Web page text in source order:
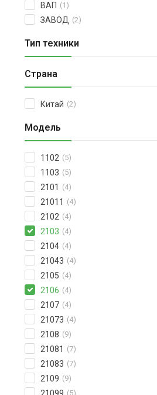
ВАП (1)
ЗАВОД (2)
Тип техники
Страна
Китай (2)
Модель
1102 (5)
1103 (5)
2101 (4)
21011 (4)
2102 (4)
2103 (4)
2104 (4)
21043 (4)
2105 (4)
2106 (4)
2107 (4)
21073 (4)
2108 (9)
21081 (7)
21083 (7)
2109 (9)
(5)